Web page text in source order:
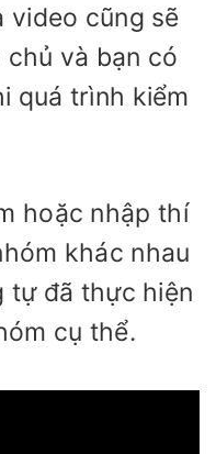
video cũng sẽ
và bạn có
quá trình kiểm
hoặc nhập thí
khác nhau
tự đã thực hiện
cụ thể.